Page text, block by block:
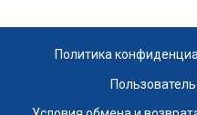
Политика